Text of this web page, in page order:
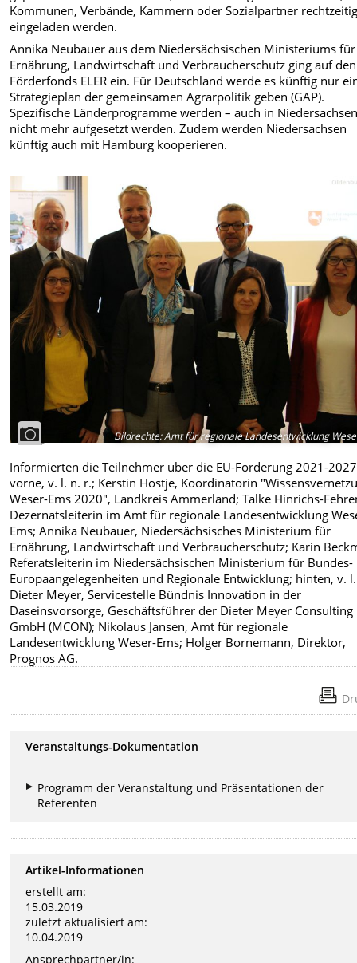
Kommunen, Verbände, Kammern oder Sozialpartner
eingeladen werden.
Annika Neubauer aus dem Niedersächsischen Ministeriums für
Ernährung, Landwirtschaft und Verbraucherschutz ging auf den
Förderfonds ELER ein. Für Deutschland werde es künftig nur
Strategieplan der gemeinsamen Agrarpolitik geben (GAP).
Spezifische Länderprogramme werden – auch in
nicht mehr aufgesetzt werden. Zudem werden Niedersachsen
künftig auch mit Hamburg kooperieren.
Bildrechte:Amt für regionale Landesentwicklung
Informierten die Teilnehmer über die EU-Förderung 2021-
vorne, v. l. n. r.; Kerstin Höstje, Koordinatorin
Weser-Ems 2020", Landkreis Ammerland; Talke Hinrichs-
Dezernatsleiterin im Amt für regionale Landesentwicklung
Ems; Annika Neubauer, Niedersächsisches Ministerium für
Ernährung, Landwirtschaft und Verbraucherschutz; Karin
Referatsleiterin im Niedersächsischen Ministerium für Bundes-
Europaangelegenheiten und Regionale Entwicklung; hinten, v.
Dieter Meyer, Servicestelle Bündnis Innovation in der
Daseinsvorsorge, Geschäftsführer der Dieter Meyer Consulting
GmbH (MCON); Nikolaus Jansen, Amt für regionale
Landesentwicklung Weser-Ems; Holger Bornemann, Direktor,
Prognos AG.
Veranstaltungs-Dokumentation
Programm der Veranstaltung und Präsentationen der
Referenten
Artikel-Informationen
erstellt am:
15.03.2019
zuletzt aktualisiert am:
10.04.2019
Ansprechpartner/in: